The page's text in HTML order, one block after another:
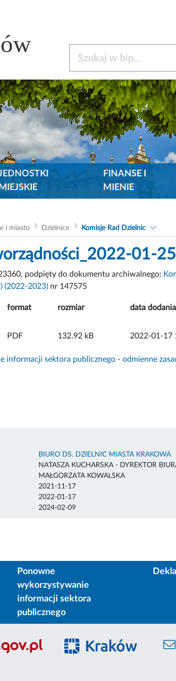
MIEJSKIE
FINANSE I
MIENIE
i miasto Dzielnice Komisje Rad Dzielnic
01-
podpięty do dokumentu archiwalnego:
(2022-2023) nr 147575
format rozmiar data dodania
PDF 132.92 kB 2022-01-17
informacji sektora publicznego - odmienne
BIURO DS. DZIELNIC MIASTA KRAKOWA
NATASZA KUCHARSKA - DYREKTOR
MAŁGORZATA KOWALSKA
2021-11-17
2022-01-17
2024-02-09
Ponowne
wykorzystywanie
informacji sektora
publicznego